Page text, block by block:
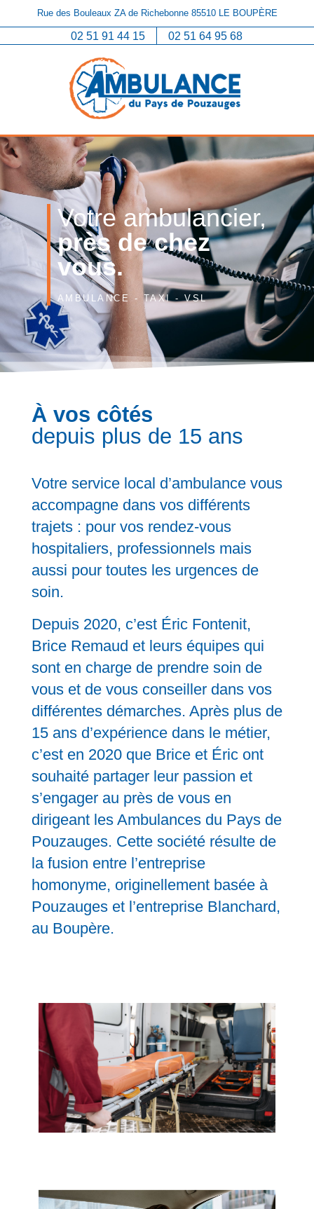
Rue des Bouleaux ZA de Richebonne 85510 LE BOUPÈRE
02 51 91 44 15 02 51 64 95 68
Votre ambulancier,
près de chez
vous.
AMBULANCE - TAXI - VSL
À vos côtés
depuis plus de 15 ans
Votre service local d’ambulance vous
accompagne dans vos différents
trajets : pour vos rendez-vous
hospitaliers, professionnels mais
aussi pour toutes les urgences de
soin.
Depuis 2020, c’est Éric Fontenit,
Brice Remaud et leurs équipes qui
sont en charge de prendre soin de
vous et de vous conseiller dans vos
différentes démarches. Après plus de
15 ans d’expérience dans le métier,
c’est en 2020 que Brice et Éric ont
souhaité partager leur passion et
s’engager au près de vous en
dirigeant les Ambulances du Pays de
Pouzauges. Cette société résulte de
la fusion entre l’entreprise
homonyme, originellement basée à
Pouzauges et l’entreprise Blanchard,
au Boupère.